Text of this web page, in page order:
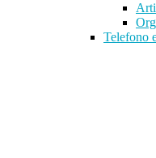
Telefono